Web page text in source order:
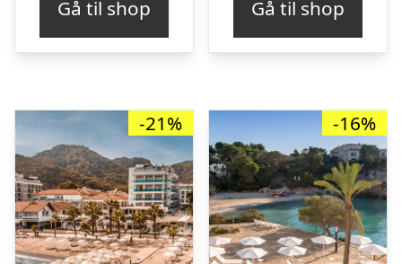
Gå til shop
kr. 5.232,13.
Gå til shop
-21% -16%